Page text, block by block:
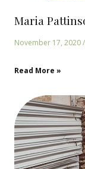
Maria
November 17, 2020
Read More »